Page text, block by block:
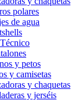
polares
de agua
y petos
y camisetas
y chaquetas
y jerséis